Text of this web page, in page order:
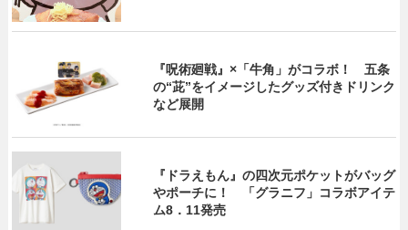
『呪術廻戦』×「牛角」がコラボ！ 五条
の“茈”をイメージしたグッズ付きドリンク
など展開
『ドラえもん』の四次元ポケットがバッグ
やポーチに！ 「グラニフ」コラボアイテ
ム8．11発売